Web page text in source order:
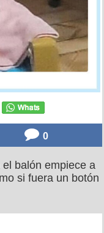
0
balón empiece a
si fuera un botón